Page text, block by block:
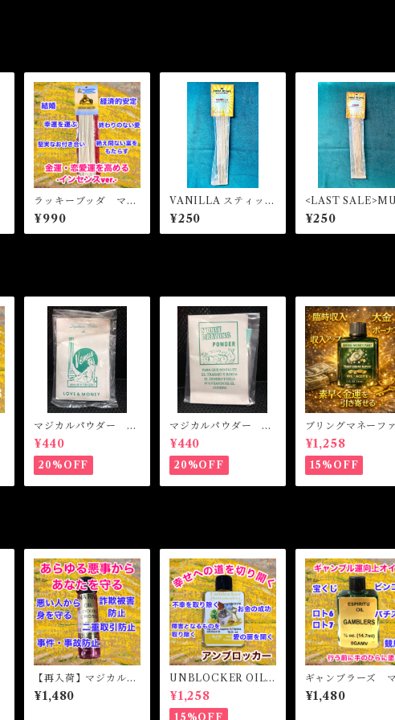
ラッキーブッダ マジ
カルスティックインセ
ンス LUCKY BUD
DHA Magical Stick
¥990
VANILLA スティック
インセンス
¥250
<LAST
K スティックインセ
ス
¥250
マジカルパウダー ラ
ブ&マネー Magical
Powder LOVE&MO
NEY
¥440
20%OFF
マジカルパウダー マ
ネードローイング M
agical Powder MO
NEY DRAWING
¥440
20%OFF
ブリングマネーフ
ト マジカルオイル
魔女オイル
MONEY FAST
cal Oil
¥1,258
15%OFF
【再入荷】マジカルオ
イル ダブルクロス Ma
gical Oil DOUBLE C
¥1,480
UNBLOCKER OIL
アンブロッカーオイ
ル -障害となるもの
を取り除く-
¥1,258
15%OFF
ギャンブラーズ
カルオイル・魔女
AMBLERS
¥1,480